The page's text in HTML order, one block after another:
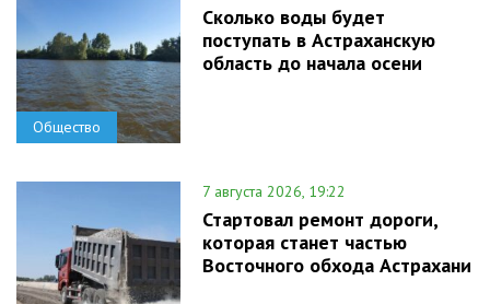
Общество
Сколько воды будет
поступать в Астраханскую
область до начала осени
7 августа 2026, 19:22
Стартовал ремонт дороги,
которая станет частью
Восточного обхода Астрахани